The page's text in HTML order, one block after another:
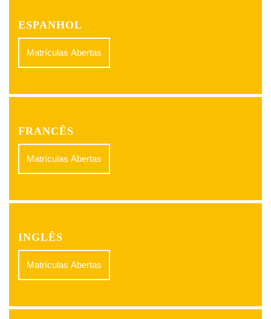
ESPANHOL
Matrículas Abertas
FRANCÊS
Matrículas Abertas
INGLÊS
Matrículas Abertas